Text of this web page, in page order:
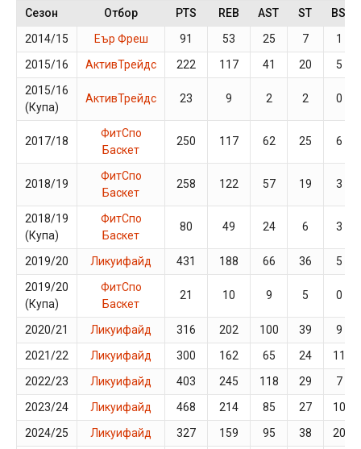
Сезон Отбор PTS REB AST ST
BS
2014/15
Еър Фреш 91 53 25 7
1
2015/16
АктивТрейдс 222 117 41 20
5
2015/16
(Купа)
АктивТрейдс 23 9 2 2 0
2017/18
ФитСпо
Баскет
250 117 62 25 6
2018/19
ФитСпо
Баскет
258 122 57 19 3
2018/19
(Купа)
ФитСпо
Баскет
80 49 24 6 3
2019/20 Ликуифайд 431 188 66 36
5
2019/20
(Купа)
ФитСпо
Баскет
21 10 9 5 0
2020/21 Ликуифайд 316 202 100 39
9
2021/22
Ликуифайд 300 162 65 24
11
2022/23
Ликуифайд 403 245 118 29
7
2023/24
Ликуифайд 468 214 85 27
10
2024/25
Ликуифайд 327 159 95 38
20